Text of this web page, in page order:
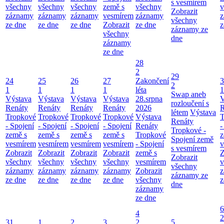
všechny
záznamy
ze dne
všechny
záznamy
ze dne
všechny
záznamy
ze dne
země s
vesmírem
Zobrazit
všechny
záznamy
ze dne
všechny
záznamy
ze dne
s vesmírem
Zobrazit
všechny
záznamy ze
dne
24
1
Výstava
Renáty
Tropkové
- Spojení
země s
vesmírem
Zobrazit
všechny
záznamy
ze dne
25
1
Výstava
Renáty
Tropkové
- Spojení
země s
vesmírem
Zobrazit
všechny
záznamy
ze dne
26
1
Výstava
Renáty
Tropkové
- Spojení
země s
vesmírem
Zobrazit
všechny
záznamy
ze dne
27
1
Výstava
Renáty
Tropkové
- Spojení
země s
vesmírem
Zobrazit
všechny
záznamy
ze dne
28
2
Zakončení
léta
28.srpna
2026
Výstava
Renáty
Tropkové
- Spojení
země s
vesmírem
Zobrazit
všechny
záznamy
ze dne
29
2
Swap aneb
rozloučení s
létem Výstava
Renáty
Tropkové -
Spojení země
s vesmírem
Zobrazit
všechny
záznamy ze
dne
1
-
4
6
2